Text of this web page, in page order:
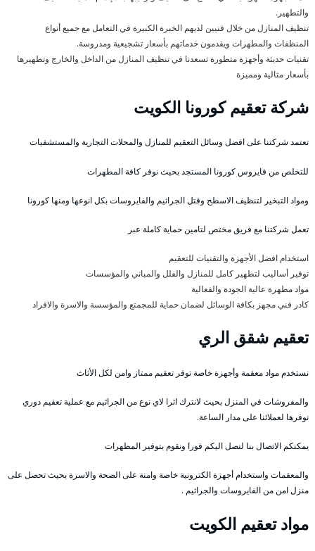
والتطهير.
تنظيف المنازل من خلال فنيين لديهم الخبرة الكبيرة في التعامل مع جميع أنواع
المنظفات والمطهرات ويقدمون خدماتهم بأسعار تشجيعية ومدروسة.
تقنيات حديثة وأجهزة متطورة تسعدنا في تنظيف المنازل من الداخل والخارج وتطهيرها
بأسعار مثالية ومميزة
شركة تعقيم كورونا الكويت
تعتمد شركتنا على افضل وسائل التعقيم للمنازل والمحلات التجارية والمستشفيات
للتخلص من فايروس كورونا المستجد بحيث نوفر كافة المطهرات
ومواد التبخير لتنظيف الاسطح وقتل الجراثيم والفايروسات بكل انوعها ومنها كورونا
تعمل شركتنا مع فريق مختص لتامين حماية كاملة عبر
استخدام افضل الأجهزة والتقنيات للتعقيم
توفير أساليب لتطهير كامل للمنازل والفلل والمباني والمؤسسات
مواد مطهرة عالية الجودة والفعالية
كادر فني مجهز بكافة الوسائل لضمان حماية للمجمتع والمؤسسة والاسرة والافراد
تعقيم شقق الري
نستخدم مواد معقمة وأجهزة خاصة توفر تعقيم ممتاز وامن لكل الأثاث
والمفروشات في المنزل بحيث لانترك اثرا لاي نوع من الجراثيم مع عملية تعقيم دوري
نوفرها لعملائنا على مدار الساعة.
يمكنكم الاتصال بنا لنصل اليكم فورا ونقوم بتوفير المطهرات
والمعقمات واستخدام أجهزة الكترونية خاصة وامنة على الصحة والاسرة بحيث تحصل على
منزل امن من الفايروسات والجراثيم .
مواد تعقيم الكويت